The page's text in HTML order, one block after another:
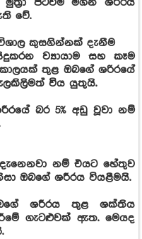
මුත්‍රා පිටවීම මගින් ශරීරය
වේ.
කුසගින්නක් දැනීම
ව්‍යායාම සහ කෑම
තුළ ඔබගේ ශරිරයේ
විය යුතුයි.
බර 5% අඩු වූවා නම්
නම් එයට හේතුව
ඔබගේ ශරීරය වියළීමයි.
ශරීරය තුළ ශක්තිය
ගැටළුවක් ඇත. මෙයද